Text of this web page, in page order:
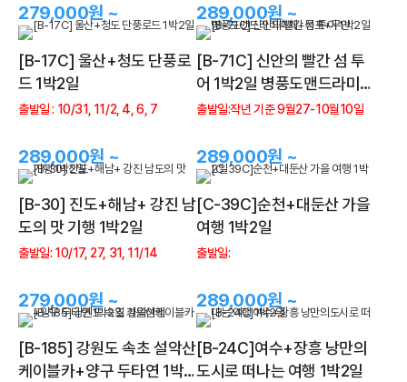
279,000원 ~ 289,000원 ~
[B-17C] 울산+청도 단풍로
드 1박2일
출발일 : 10/31, 11/2, 4, 6, 7
289,000원 ~
[B-71C] 신안의 빨간 섬 투
어 1박2일 병풍도맨드라미축
제+목포+무안
출발일:작년 기준 9월27-10월10일
289,000원 ~
[B-30] 진도+해남+ 강진 남
도의 맛 기행 1박2일
출발일: 10/17, 27, 31, 11/14
279,000원 ~
[C-39C]순천+대둔산 가을
여행 1박2일
출발일:
289,000원 ~
[B-185] 강원도 속초 설악산
케이블카+양구 두타연 1박2
[B-24C]여수+장흥 낭만의
도시로 떠나는 여행 1박2일